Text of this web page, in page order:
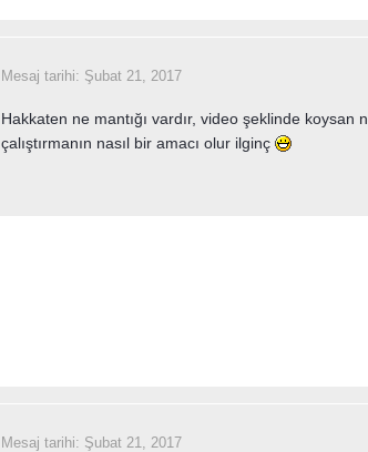
Mesaj tarihi: Şubat 21, 2017
Hakkaten ne mantığı vardır, video şeklinde koysan
çalıştırmanın nasıl bir amacı olur ilginç
Mesaj tarihi: Şubat 21, 2017